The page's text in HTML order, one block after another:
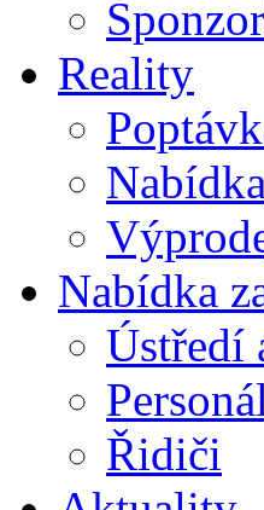
Reality
Nabídka
Nabídka
Ústředí
Řidiči